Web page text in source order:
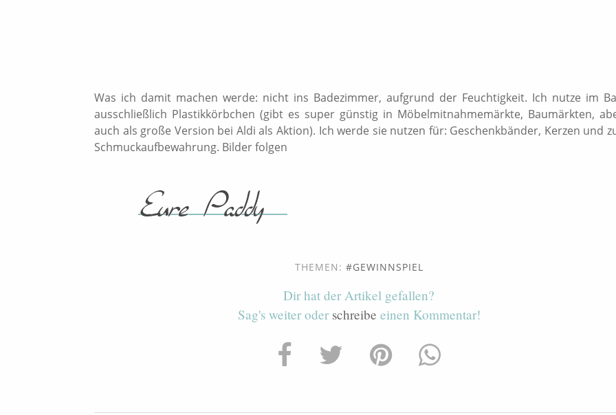
Was ich damit machen werde: nicht ins Badezimmer, aufgrund der Feuchtigkeit. Ich nutze im
ausschließlich Plastikkörbchen (gibt es super günstig in Möbelmitnahmemärkte, Baumärkten,
auch als große Version bei Aldi als Aktion). Ich werde sie nutzen für: Geschenkbänder, Kerzen und
Schmuckaufbewahrung. Bilder folgen
THEMEN: GEWINNSPIEL
Dir hat der Artikel gefallen?
Sag's weiter oder schreibe einen Kommentar!